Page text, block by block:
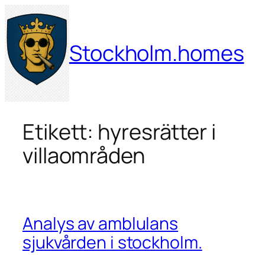
Hoppa
till
innehåll
Stockholm.homes
Etikett: hyresrätter i
villaområden
Analys av amblulans
sjukvården i stockholm.